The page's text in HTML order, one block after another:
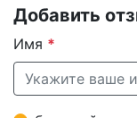
Добавить
Имя *